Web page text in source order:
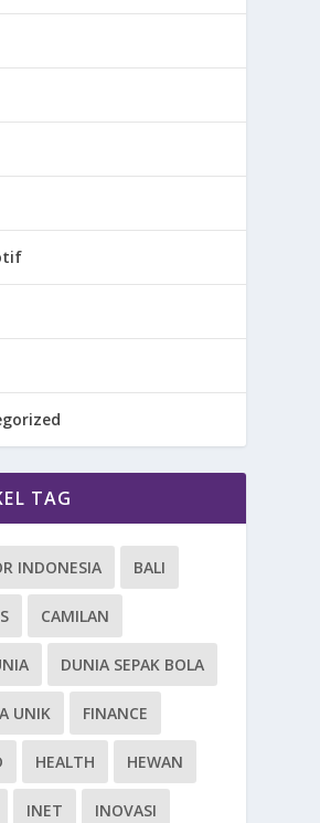
TAG
INDONESIA BALI
CAMILAN
DUNIA SEPAK BOLA
UNIK FINANCE
HEALTH HEWAN
INET INOVASI